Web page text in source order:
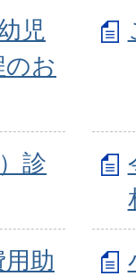
児
のお
診
助